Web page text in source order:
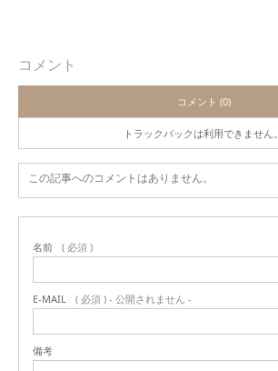
コメント
コメント (0)
トラックバックは利用できません。
この記事へのコメントはありません。
名前 ( 必須 )
E-MAIL ( 必須 ) - 公開されません -
備考